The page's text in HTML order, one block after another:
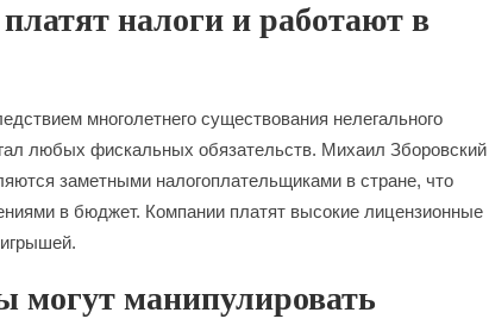
налоги и работают в
многолетнего существования нелегального
любых фискальных обязательств. Михаил Зборовский
заметными налогоплательщиками в стране, что
в бюджет. Компании платят высокие лицензионные
манипулировать